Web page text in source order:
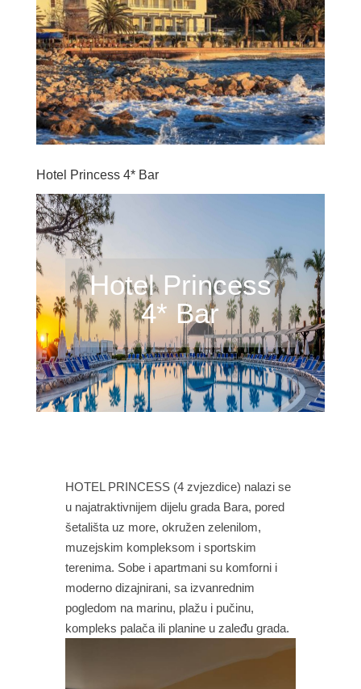
Hotel Princess 4* Bar
Hotel Princess
4* Bar
HOTEL PRINCESS (4 zvjezdice) nalazi se
u najatraktivnijem dijelu grada Bara, pored
šetališta uz more, okružen zelenilom,
muzejskim kompleksom i sportskim
terenima. Sobe i apartmani su komforni i
moderno dizajnirani, sa izvanrednim
pogledom na marinu, plažu i pučinu,
kompleks palača ili planine u zaleđu grada.